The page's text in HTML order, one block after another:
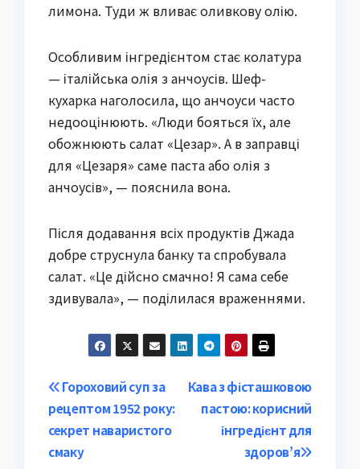
лимона. Туди ж вливає оливкову олію.
Особливим інгредієнтом стає колатура
— італійська олія з анчоусів. Шеф-
кухарка наголосила, що анчоуси часто
недооцінюють. «Люди бояться їх, але
обожнюють салат «Цезар». А в заправці
для «Цезаря» саме паста або олія з
анчоусів», — пояснила вона.
Після додавання всіх продуктів Джада
добре струснула банку та спробувала
салат. «Це дійсно смачно! Я сама себе
здивувала», — поділилася враженнями.
Post
navigation
Кава з фісташковою
пастою: корисний
інгредієнт для
здоров’я
Гороховий суп за
рецептом 1952 року:
секрет наваристого
смаку